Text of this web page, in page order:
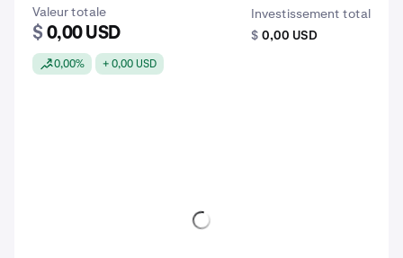
Valeur totale
$ 0,00 USD
0,00% + 0,00 USD
Investissement total
$ 0,00 USD